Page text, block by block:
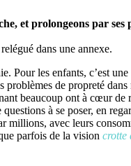
et prolongeons par ses
dans une annexe.
les enfants, c’est
de propreté dans
beaucoup ont à cœur de
à se poser, en
avec leurs
parfois de la vision crotte